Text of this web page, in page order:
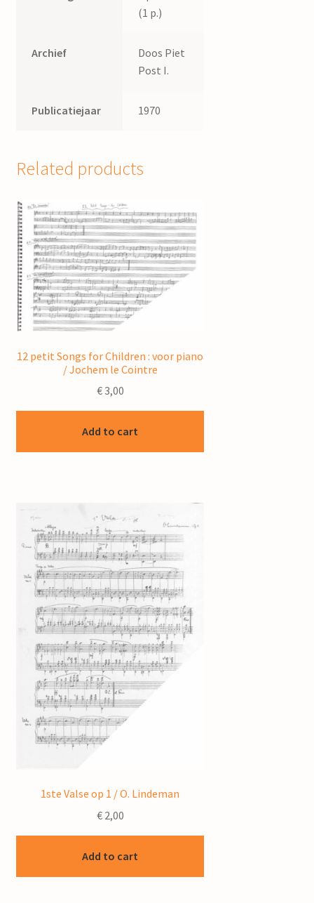
(1 p.)
Archief
Doos Piet
Post I.
Publicatiejaar 1970
Related products
12 petit Songs for Children : voor piano
/ Jochem le Cointre
€3,00
Add to cart
1ste Valse op 1 / O. Lindeman
€2,00
Add to cart